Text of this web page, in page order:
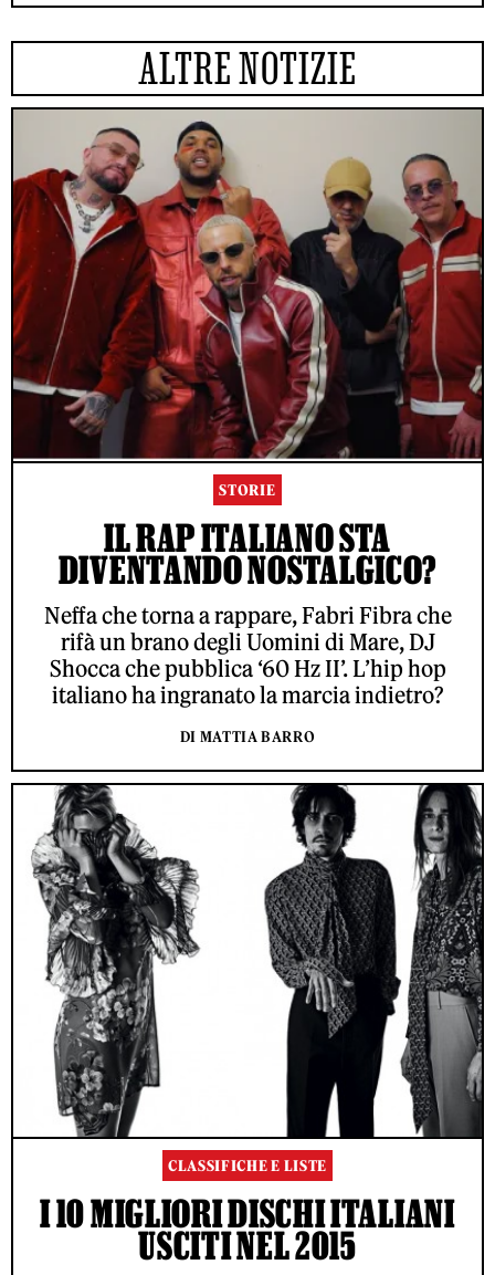
ALTRE NOTIZIE
STORIE
IL RAP ITALIANO STA
DIVENTANDO NOSTALGICO?
Neffa che torna a rappare, Fabri Fibra che
rifà un brano degli Uomini di Mare, DJ
Shocca che pubblica ‘60 Hz II’. L’hip hop
italiano ha ingranato la marcia indietro?
DI MATTIA BARRO
CLASSIFICHE E LISTE
I 10 MIGLIORI DISCHI ITALIANI
USCITI NEL 2015